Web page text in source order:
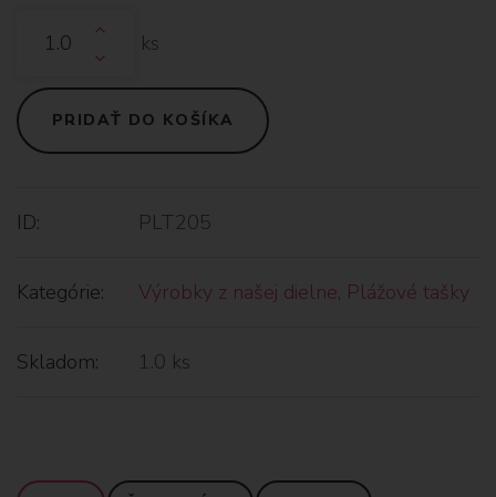
ks
PRIDAŤ DO KOŠÍKA
ID: PLT205
Kategórie: Výrobky z našej dielne, Plážové tašky
Skladom: 1.0 ks